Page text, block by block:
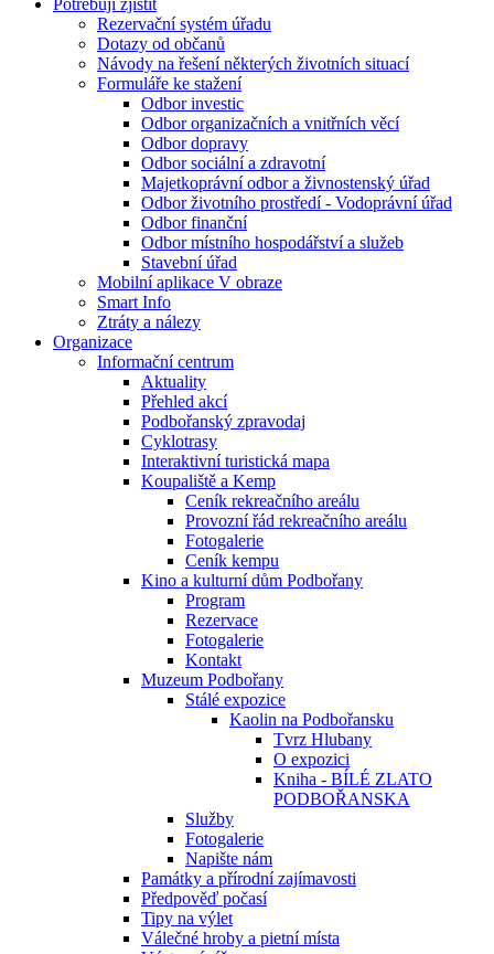
Potřebuji zjistit
Rezervační systém úřadu
Dotazy od občanů
Návody na řešení některých životních situací
Formuláře ke stažení
Odbor investic
Odbor organizačních a vnitřních věcí
Odbor dopravy
Odbor sociální a zdravotní
Majetkoprávní odbor a živnostenský úřad
Odbor životního prostředí - Vodoprávní úřad
Odbor finanční
Odbor místního hospodářství a služeb
Stavební úřad
Mobilní aplikace V obraze
Smart Info
Ztráty a nálezy
Organizace
Informační centrum
Aktuality
Přehled akcí
Podbořanský zpravodaj
Cyklotrasy
Interaktivní turistická mapa
Koupaliště a Kemp
Ceník rekreačního areálu
Provozní řád rekreačního areálu
Fotogalerie
Ceník kempu
Kino a kulturní dům Podbořany
Program
Rezervace
Fotogalerie
Kontakt
Muzeum Podbořany
Stálé expozice
Kaolin na Podbořansku
Tvrz Hlubany
O expozici
Kniha - BÍLÉ ZLATO
PODBOŘANSKA
Služby
Fotogalerie
Napište nám
Památky a přírodní zajímavosti
Předpověď počasí
Tipy na výlet
Válečné hroby a pietní místa